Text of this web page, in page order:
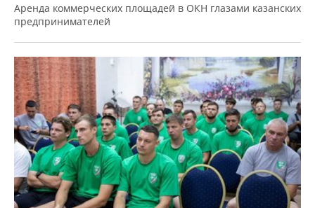
Аренда коммерческих площадей в ОКН глазами казанских
предпринимателей